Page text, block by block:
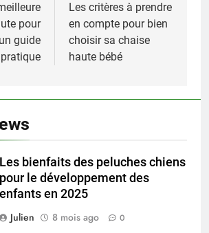
pour
guide
pratique
Les critères à prendre
en compte pour bien
choisir sa chaise
haute bébé
Les bienfaits des peluches chiens
pour le développement des
enfants en 2025
Julien
8 mois ago 0